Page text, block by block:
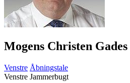
Mogens Christen
Venstre Åbningstale
Venstre Jammerbugt